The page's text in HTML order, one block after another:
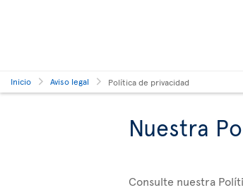
Inicio Aviso legal Política de privacidad
Nuestra
Consulte nuestra